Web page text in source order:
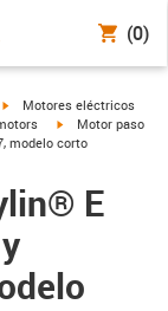
(0)
igus-icon-arrow-right
Motores eléctricos
igus-icon-arrow-
Motor paso
modelo corto
E